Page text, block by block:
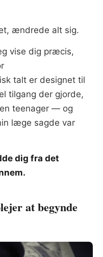
ændrede alt sig.
vise dig præcis,
talt er designet til
tilgang der gjorde,
teenager — og
læge sagde var
dig fra det
at begynde